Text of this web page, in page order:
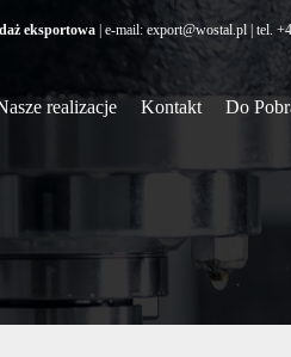
eksportowa| e-mail:export@wostal.pl| tel.
realizacje Kontakt Do